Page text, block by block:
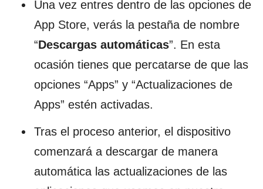
Una vez entres dentro de las opciones de
App Store, verás la pestaña de nombre
“Descargas automáticas”. En esta
ocasión tienes que percatarse de que las
opciones “Apps” y “Actualizaciones de
Apps” estén activadas.
Tras el proceso anterior, el dispositivo
comenzará a descargar de manera
automática las actualizaciones de las